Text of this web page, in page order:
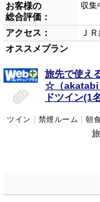
お客様の
総合評価：
収集
アクセス：
Ｊ
オススメプラン
旅先で使え
☆（akatabi
ドツイン(1
ツイン 禁煙ルーム 朝